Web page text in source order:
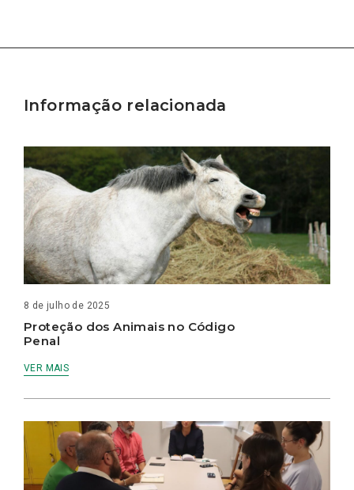
Informação relacionada
8 de julho de 2025
Proteção dos Animais no Código
Penal
VER MAIS